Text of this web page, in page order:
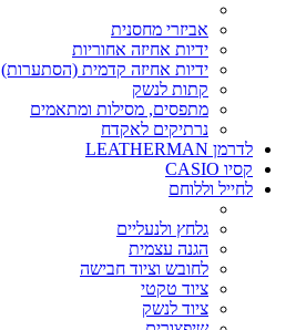
אביזרי מחסנית
ידיות אחיזה אחוריות
ידיות אחיזה קדמית (הסתערות)
קתות לנשק
מתפסים, מסילות ומתאמים
נרתיקים לאקדח
לדרמן LEATHERMAN
קסיו CASIO
לחייל וללוחם
גלחץ ולנעליים
הגנה עצמית
לחובש וציוד חבישה
ציוד טקטי
ציוד לנשק